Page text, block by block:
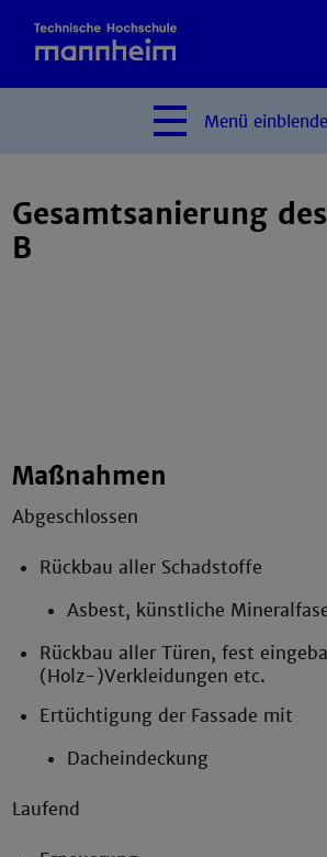
Menü
Gesamtsanierung
B
Maßnahmen
Abgeschlossen
Rückbau aller Schadstoffe
Asbest, künstliche
Rückbau aller Türen, fest
(Holz-)Verkleidungen etc.
Ertüchtigung der Fassade mit
Dacheindeckung
Laufend